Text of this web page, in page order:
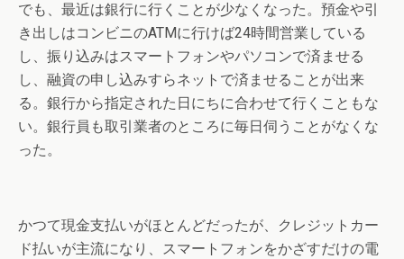
でも、最近は銀行に行くことが少なくなった。預金や引
き出しはコンビニのATMに行けば24時間営業している
し、振り込みはスマートフォンやパソコンで済ませる
し、融資の申し込みすらネットで済ませることが出来
る。銀行から指定された日にちに合わせて行くこともな
い。銀行員も取引業者のところに毎日伺うことがなくな
った。
かつて現金支払いがほとんどだったが、クレジットカー
ド払いが主流になり、スマートフォンをかざすだけの電